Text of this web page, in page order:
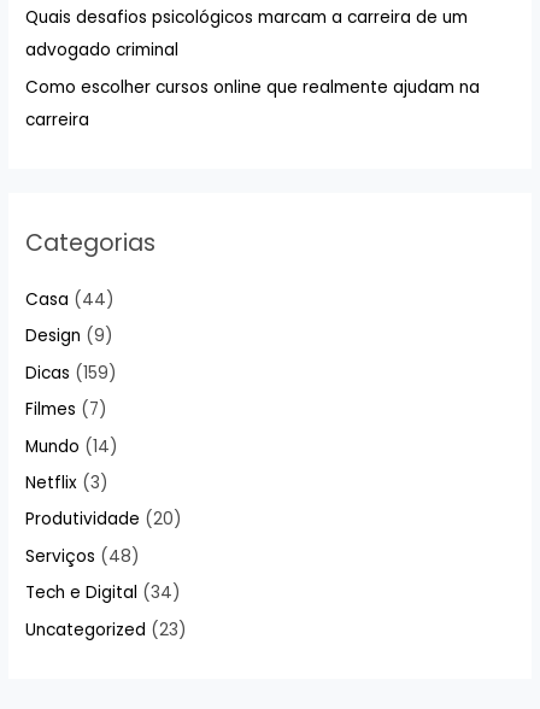
o
r
:
Quais desafios psicológicos marcam a carreira de um
advogado criminal
Como escolher cursos online que realmente ajudam na
carreira
Categorias
Casa (44)
Design (9)
Dicas (159)
Filmes (7)
Mundo (14)
Netflix (3)
Produtividade (20)
Serviços (48)
Tech e Digital (34)
Uncategorized (23)